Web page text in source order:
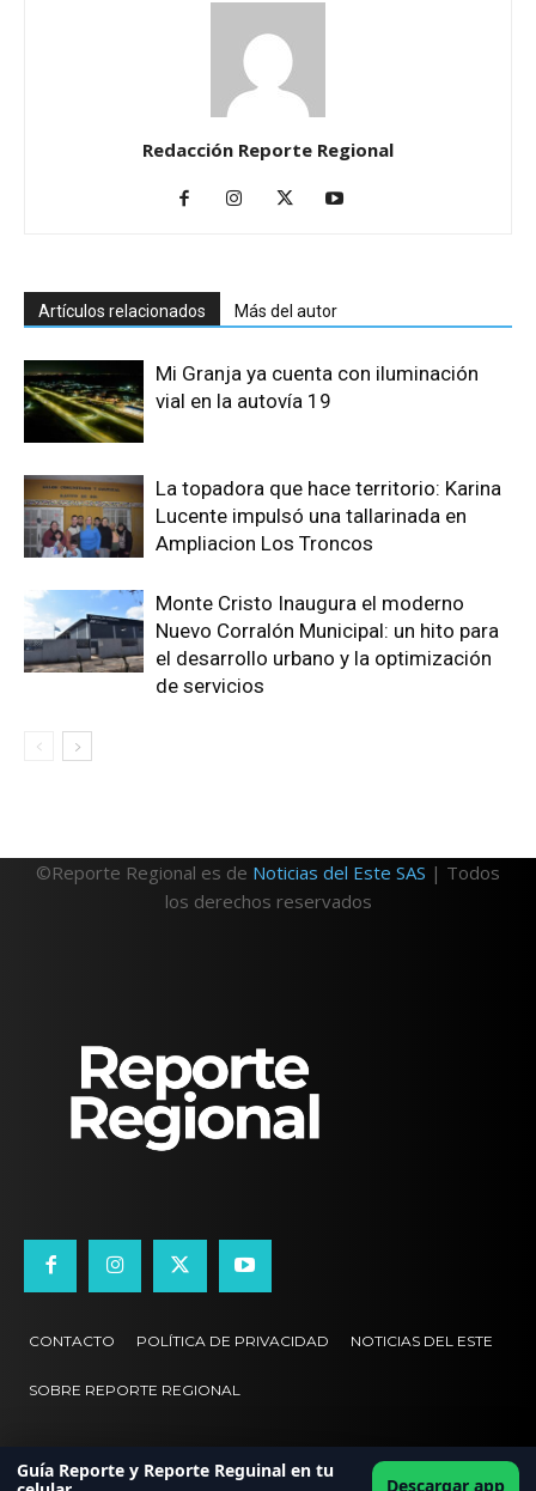
Redacción Reporte Regional
Artículos relacionados Más del autor
Mi Granja ya cuenta con iluminación
vial en la autovía 19
La topadora que hace territorio: Karina
Lucente impulsó una tallarinada en
Ampliacion Los Troncos
Monte Cristo Inaugura el moderno
Nuevo Corralón Municipal: un hito para
el desarrollo urbano y la optimización
de servicios
©Reporte Regional es de Noticias del Este SAS | Todos
los derechos reservados
CONTACTO POLÍTICA DE PRIVACIDAD NOTICIAS DEL ESTE
SOBRE REPORTE REGIONAL
Guía Reporte y Reporte Reguinal en tu
Descargar app